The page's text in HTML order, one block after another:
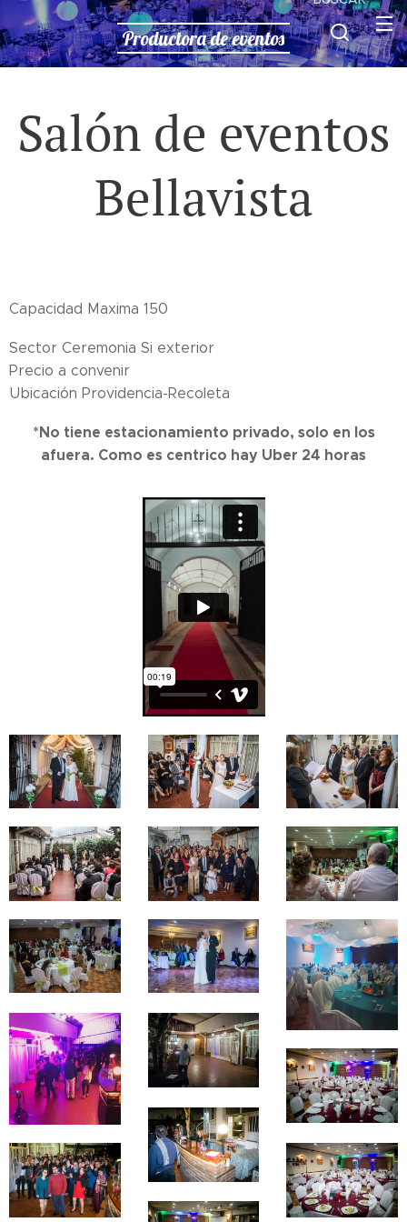
Productora de eventos
Salón de eventos
Bellavista
Capacidad Maxima 150
Sector Ceremonia Si exterior
Precio a convenir
Ubicación Providencia-Recoleta
*No tiene estacionamiento privado, solo en los
afuera. Como es centrico hay Uber 24 horas